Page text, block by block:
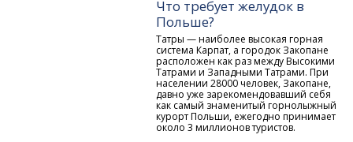
Что требует желудок в
Польше?
Татры — наиболее высокая горная
система Карпат, а городок Закопане
расположен как раз между Высокими
Татрами и Западными Татрами. При
населении 28000 человек, Закопане,
давно уже зарекомендовавший себя
как самый знаменитый горнолыжный
курорт Польши, ежегодно принимает
около 3 миллионов туристов.